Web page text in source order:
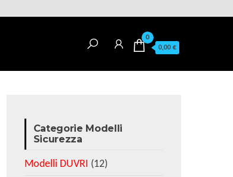
0
0,00 €
Categorie Modelli
Sicurezza
Modelli DUVRI (12)